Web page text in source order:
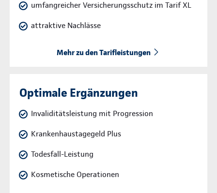
umfangreicher Versicherungsschutz im Tarif XL
attraktive Nachlässe
Mehr zu den Tarifleistungen
Optimale Ergänzungen
Invaliditätsleistung mit Progression
Krankenhaustagegeld Plus
Todesfall-Leistung
Kosmetische Operationen